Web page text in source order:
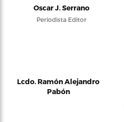
Oscar J. Serrano
Periodista Editor
Lcdo. Ramón Alejandro
Pabón